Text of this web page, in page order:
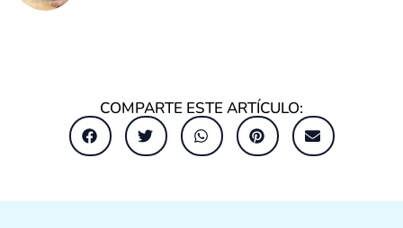
COMPARTE ESTE ARTÍCULO: